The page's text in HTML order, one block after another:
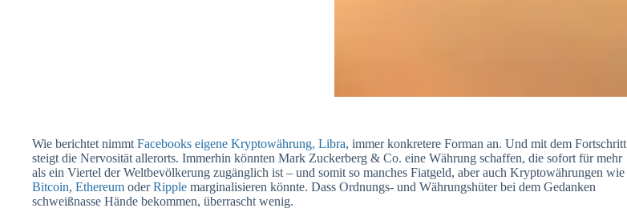
Wie berichtet nimmt Facebooks eigene Kryptowährung, Libra, immer konkretere Forman an. Und mit dem Fortschritt
steigt die Nervosität allerorts. Immerhin könnten Mark Zuckerberg & Co. eine Währung schaffen, die sofort für mehr
als ein Viertel der Weltbevölkerung zugänglich ist – und somit so manches Fiatgeld, aber auch Kryptowährungen wie
Bitcoin, Ethereum oderRipple marginalisieren könnte. Dass Ordnungs- und Währungshüter bei dem Gedanken
schweißnasse Hände bekommen, überrascht wenig.